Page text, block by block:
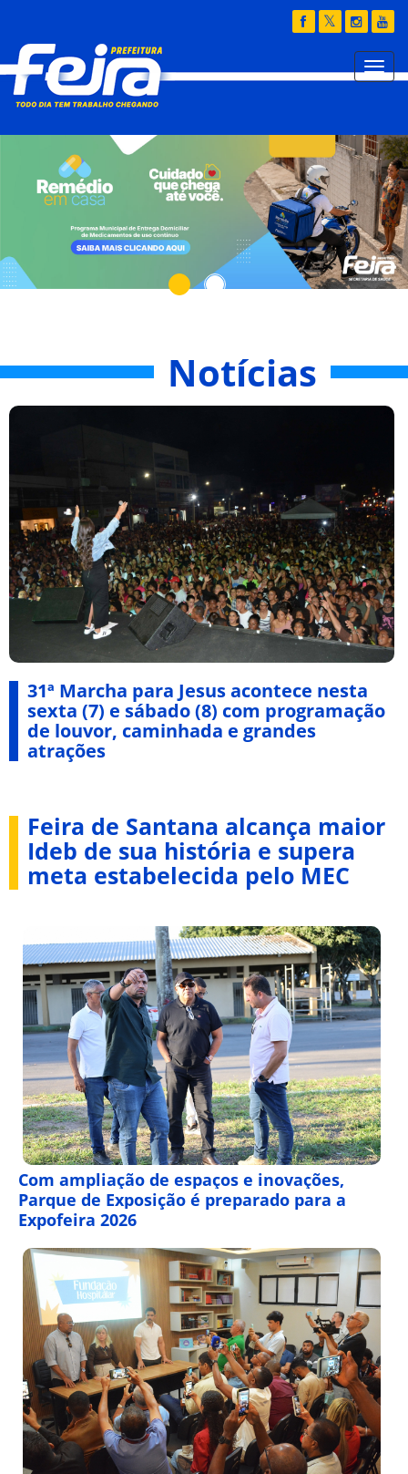
Notícias
31ª Marcha para Jesus acontece nesta
sexta (7) e sábado (8) com programação
de louvor, caminhada e grandes
atrações
Feira de Santana alcança maior
Ideb de sua história e supera
meta estabelecida pelo MEC
Com ampliação de espaços e inovações,
Parque de Exposição é preparado para a
Expofeira 2026